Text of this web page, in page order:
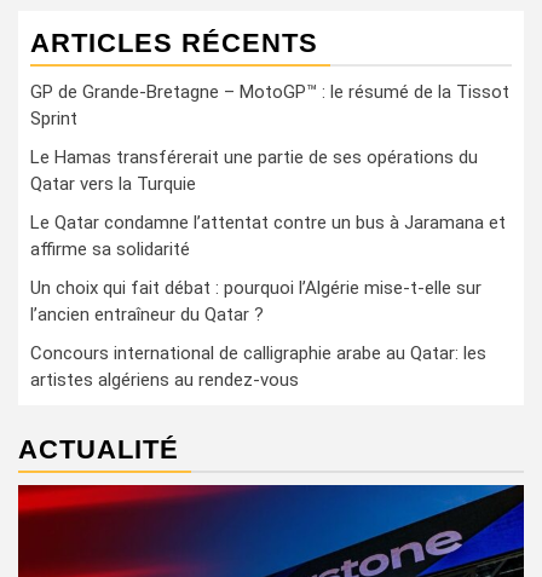
ARTICLES RÉCENTS
GP de Grande-Bretagne – MotoGP™ : le résumé de la Tissot
Sprint
Le Hamas transférerait une partie de ses opérations du
Qatar vers la Turquie
Le Qatar condamne l’attentat contre un bus à Jaramana et
affirme sa solidarité
Un choix qui fait débat : pourquoi l’Algérie mise-t-elle sur
l’ancien entraîneur du Qatar ?
Concours international de calligraphie arabe au Qatar: les
artistes algériens au rendez-vous
ACTUALITÉ